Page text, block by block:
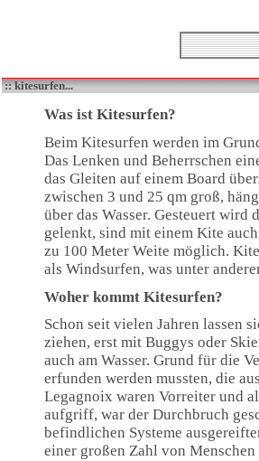
:: kitesurfen...
Was ist Kitesurfen?
Beim Kitesurfen werden im
Das Lenken und Beherrschen
das Gleiten auf einem Board
zwischen 3 und 25 qm groß,
über das Wasser. Gesteuert
gelenkt, sind mit einem Kite
zu 100 Meter Weite möglich.
als Windsurfen, was unter
Woher kommt Kitesurfen?
Schon seit vielen Jahren lassen
ziehen, erst mit Buggys oder
auch am Wasser. Grund für die
erfunden werden mussten, die
Legagnoix waren Vorreiter und
aufgriff, war der Durchbruch
befindlichen Systeme
einer großen Zahl von